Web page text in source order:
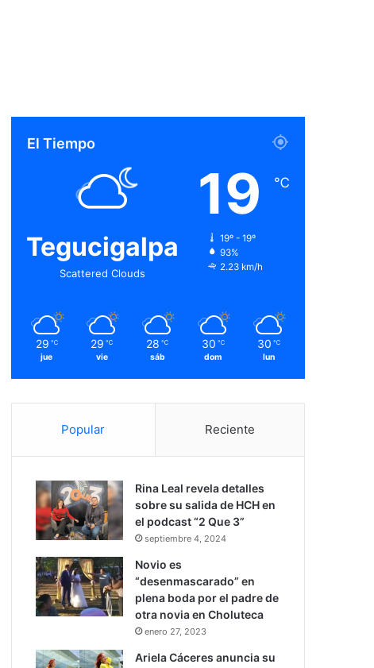
El Tiempo
Tegucigalpa
Scattered Clouds
19 ℃
19º - 19º
93%
2.23 km/h
29 ℃
jue
29 ℃
vie
28 ℃
sáb
30 ℃
dom
30 ℃
lun
Popular Reciente
Rina Leal revela detalles
sobre su salida de HCH en
el podcast “2 Que 3”
septiembre 4, 2024
Novio es
“desenmascarado” en
plena boda por el padre de
otra novia en Choluteca
enero 27, 2023
Ariela Cáceres anuncia su